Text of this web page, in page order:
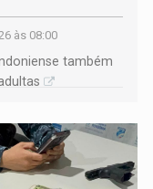
às 08:00
também